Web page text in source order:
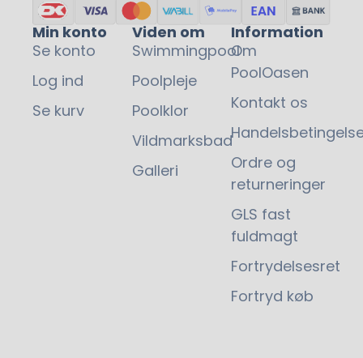
Min konto
Se konto
Log ind
Se kurv
Viden om
Swimmingpool
Poolpleje
Poolklor
Vildmarksbad
Galleri
Information
Om
PoolOasen
Kontakt os
Ordre og
returneringer
GLS fast
fuldmagt
Fortrydelsesret
Fortryd køb